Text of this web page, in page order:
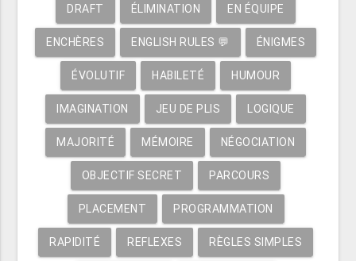
DRAFT ÉLIMINATION EN ÉQUIPE
ENCHÈRES ENGLISH RULES 💬 ÉNIGMES
ÉVOLUTIF HABILETÉ HUMOUR
IMAGINATION JEU DE PLIS LOGIQUE
MAJORITÉ MÉMOIRE NÉGOCIATION
OBJECTIF SECRET PARCOURS
PLACEMENT PROGRAMMATION
RAPIDITÉ REFLEXES RÈGLES SIMPLES